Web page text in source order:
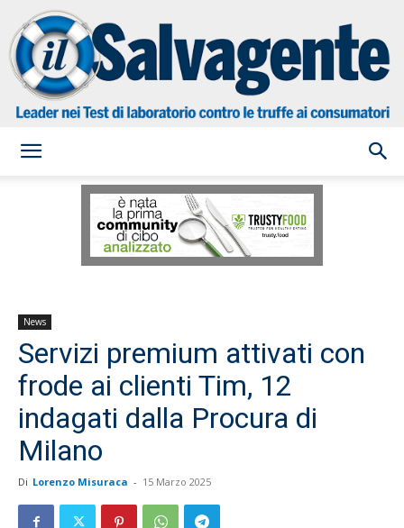
Salvagente
News
Servizi premium attivati con
frode ai clienti Tim, 12
indagati dalla Procura di
Milano
Di Lorenzo Misuraca - 15 Marzo 2025